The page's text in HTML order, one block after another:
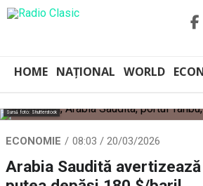
HOME NAȚIONAL WORLD
Sursă foto: Shutterstock
ECONOMIE 08:03 / 20/03/2026
Arabia Saudită